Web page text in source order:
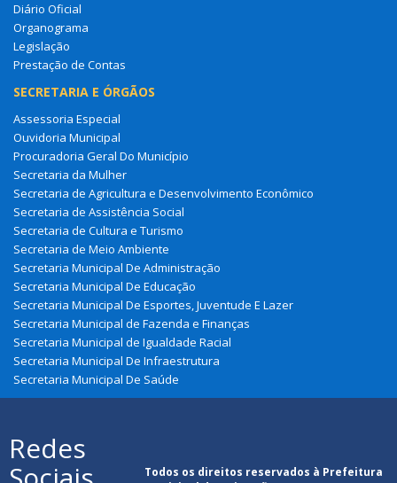
Diário Oficial
Organograma
Legislação
Prestação de Contas
SECRETARIA E ÓRGÃOS
Assessoria Especial
Ouvidoria Municipal
Procuradoria Geral Do Município
Secretaria da Mulher
Secretaria de Agricultura e Desenvolvimento Econômico
Secretaria de Assistência Social
Secretaria de Cultura e Turismo
Secretaria de Meio Ambiente
Secretaria Municipal De Administração
Secretaria Municipal De Educação
Secretaria Municipal De Esportes, Juventude E Lazer
Secretaria Municipal de Fazenda e Finanças
Secretaria Municipal de Igualdade Racial
Secretaria Municipal De Infraestrutura
Secretaria Municipal De Saúde
Redes
Todos os direitos reservados à Prefeitura